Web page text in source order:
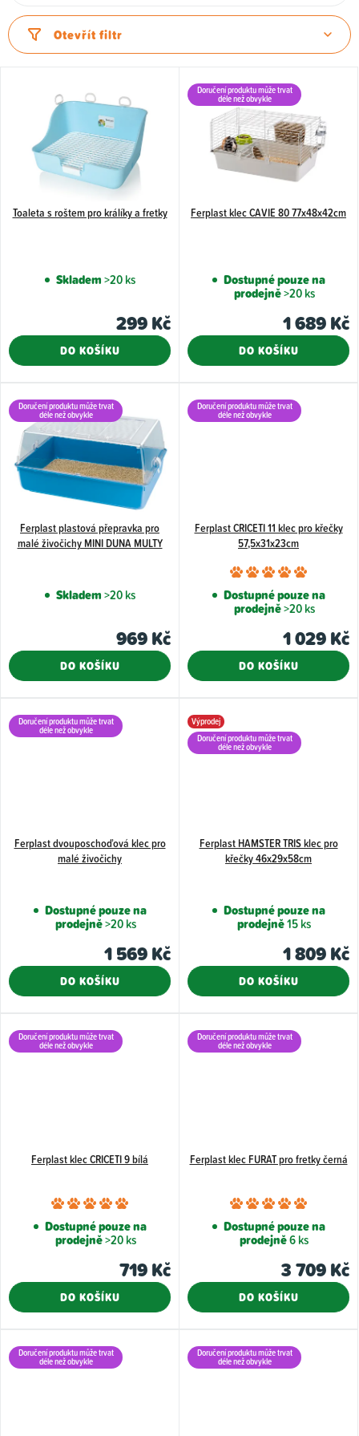
z
e
u
Otevřít filtr
r
t
ů
Toaleta s roštem pro králíky a fretky
Skladem>20 ks
299 Kč
DO KOŠÍKU
Doručení produktu může trvat
déle než obvykle
Ferplast klec CAVIE 80 77x48x42cm
Dostupné pouze na
prodejně>20 ks
1 689 Kč
DO KOŠÍKU
Doručení produktu může trvat
déle než obvykle
Ferplast plastová přepravka pro
malé živočichy MINI DUNA MULTY
Skladem>20 ks
969 Kč
DO KOŠÍKU
Doručení produktu může trvat
déle než obvykle
Ferplast CRICETI 11 klec pro křečky
57,5x31x23cm
je
5,0
Dostupné pouze na
prodejně>20 ks
1 029 Kč
DO KOŠÍKU
Doručení produktu může trvat
déle než obvykle
Ferplast dvouposchoďová klec pro
malé živočichy
Dostupné pouze na
prodejně>20 ks
1 569 Kč
DO KOŠÍKU
Výprodej
Doručení produktu může trvat
déle než obvykle
Ferplast HAMSTER TRIS klec pro
křečky 46x29x58cm
Dostupné pouze na
prodejně15 ks
1 809 Kč
DO KOŠÍKU
Doručení produktu může trvat
déle než obvykle
Ferplast klec CRICETI 9 bílá
Průměrné
hodnocení
produktu
je
5,0
Dostupné pouze na
prodejně>20 ks
719 Kč
DO KOŠÍKU
Doručení produktu může trvat
déle než obvykle
Ferplast klec FURAT pro fretky černá
je
5,0
Dostupné pouze na
prodejně6 ks
3 709 Kč
DO KOŠÍKU
Doručení produktu může trvat
déle než obvykle
Doručení produktu může trvat
déle než obvykle